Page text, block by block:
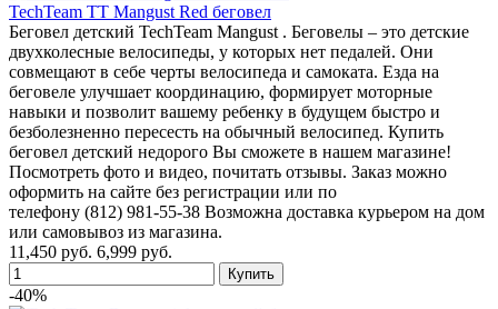
TechTeam TT Mangust Red беговел
Беговел детский TechTeam Mangust . Беговелы – это детские
двухколесные велосипеды, у которых нет педалей. Они
совмещают в себе черты велосипеда и самоката. Езда на
беговеле улучшает координацию, формирует моторные
навыки и позволит вашему ребенку в будущем быстро и
безболезненно пересесть на обычный велосипед. Купить
беговел детский недорого Вы сможете в нашем магазине!
Посмотреть фото и видео, почитать отзывы. Заказ можно
оформить на сайте без регистрации или по
телефону (812) 981-55-38 Возможна доставка курьером на дом
или самовывоз из магазина.
11,450 руб. 6,999 руб.
-40%